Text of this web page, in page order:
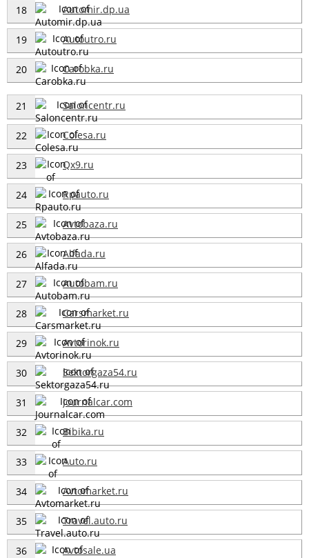
18 Automir.dp.ua
19 Autoutro.ru
20 Carobka.ru
21 Saloncentr.ru
22 Colesa.ru
23 Qx9.ru
24 Rpauto.ru
25 Avtobaza.ru
26 Alfada.ru
27 Autobam.ru
28 Carsmarket.ru
29 Avtorinok.ru
30 Sektorgaza54.ru
31 Journalcar.com
32 Bibika.ru
33 Auto.ru
34 Avtomarket.ru
35 Travel.auto.ru
36 Avtosale.ua